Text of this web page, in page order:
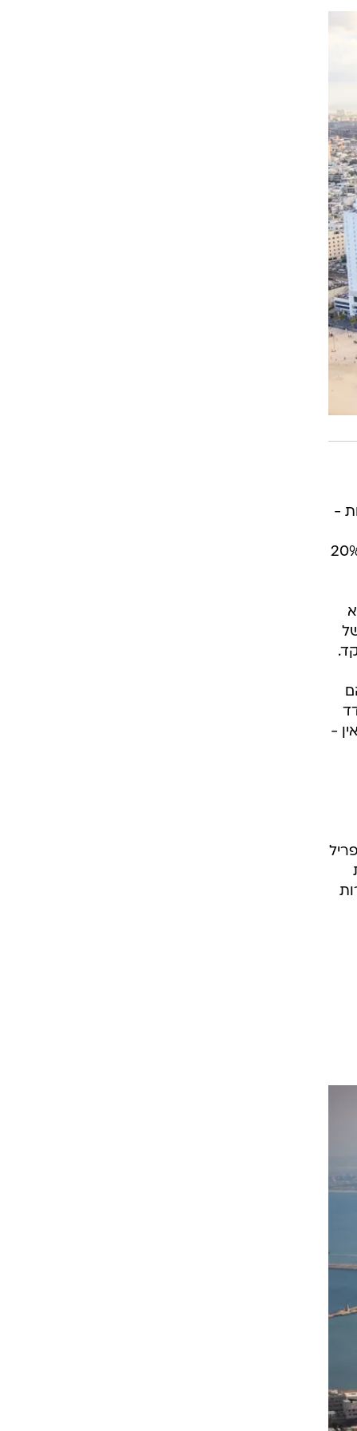
לצנוח. באפריל השנה נמכרו 5,081 דירות -
כגון דיור למשתכן, היו רק 4,340 דירות שנמכרו באפריל, ירידה של 20%
של
פיצוי להם, אין -
כאשר 29% מהדירות